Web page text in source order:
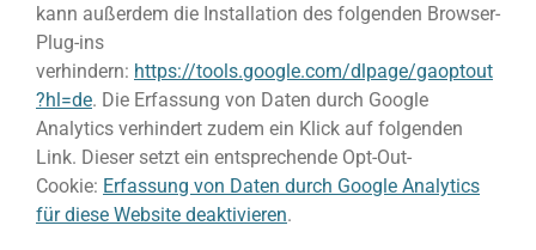
kann außerdem die Installation des folgenden Browser-
Plug-ins
verhindern: https://tools.google.com/dlpage/gaoptout
?hl=de. Die Erfassung von Daten durch Google
Analytics verhindert zudem ein Klick auf folgenden
Link. Dieser setzt ein entsprechende Opt-Out-
Cookie: Erfassung von Daten durch Google Analytics
für diese Website deaktivieren.